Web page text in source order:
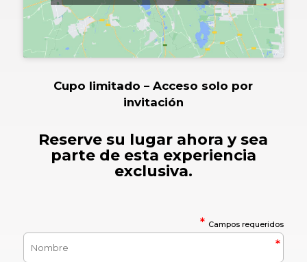
Cupo limitado – Acceso solo por
invitación
Reserve su lugar ahora y sea
parte de esta experiencia
exclusiva.
* Campos requeridos